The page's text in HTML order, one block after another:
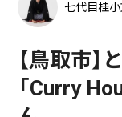
七代目桂
【鳥取市】
「Curry